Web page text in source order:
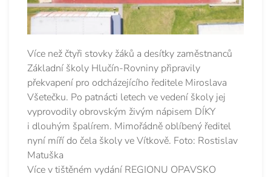
Více než čtyři stovky žáků a desítky zaměstnanců
Základní školy Hlučín-Rovniny připravily
překvapení pro odcházejícího ředitele Miroslava
Všetečku. Po patnácti letech ve vedení školy jej
vyprovodily obrovským živým nápisem DÍKY
i dlouhým špalírem. Mimořádně oblíbený ředitel
nyní míří do čela školy ve Vítkově. Foto: Rostislav
Matuška
Více v tištěném vydání REGIONU OPAVSKO